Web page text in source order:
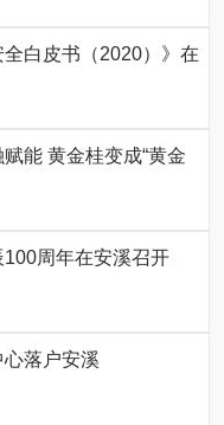
全白皮书（2020）》在
能 黄金桂变成“黄金
周年在安溪召开
落户安溪